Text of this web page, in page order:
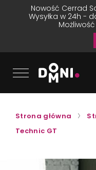
Nowość Cerrad
Wysyłka w 24h -
Strona główna
Technic GT